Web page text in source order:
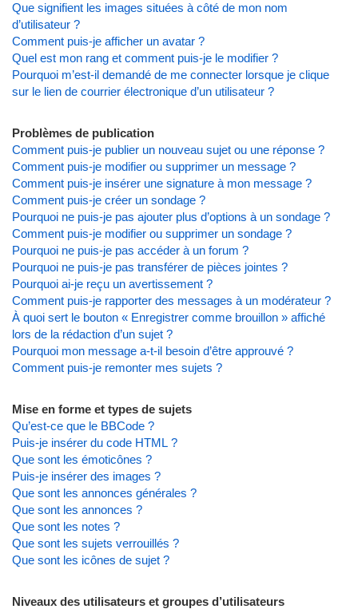
Que signifient les images situées à côté de mon nom
d’utilisateur ?
Comment puis-je afficher un avatar ?
Quel est mon rang et comment puis-je le modifier ?
Pourquoi m’est-il demandé de me connecter lorsque je clique
sur le lien de courrier électronique d’un utilisateur ?
Problèmes de publication
Comment puis-je publier un nouveau sujet ou une réponse ?
Comment puis-je modifier ou supprimer un message ?
Comment puis-je insérer une signature à mon message ?
Comment puis-je créer un sondage ?
Pourquoi ne puis-je pas ajouter plus d’options à un sondage ?
Comment puis-je modifier ou supprimer un sondage ?
Pourquoi ne puis-je pas accéder à un forum ?
Pourquoi ne puis-je pas transférer de pièces jointes ?
Pourquoi ai-je reçu un avertissement ?
Comment puis-je rapporter des messages à un modérateur ?
À quoi sert le bouton « Enregistrer comme brouillon » affiché
lors de la rédaction d’un sujet ?
Pourquoi mon message a-t-il besoin d’être approuvé ?
Comment puis-je remonter mes sujets ?
Mise en forme et types de sujets
Qu’est-ce que le BBCode ?
Puis-je insérer du code HTML ?
Que sont les émoticônes ?
Puis-je insérer des images ?
Que sont les annonces générales ?
Que sont les annonces ?
Que sont les notes ?
Que sont les sujets verrouillés ?
Que sont les icônes de sujet ?
Niveaux des utilisateurs et groupes d’utilisateurs